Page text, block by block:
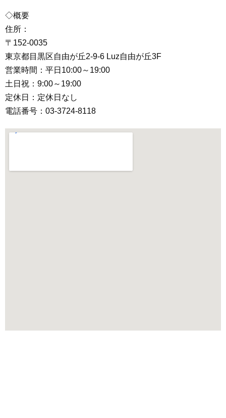
◇概要
住所：
〒152-0035
東京都目黒区自由が丘2-9-6 Luz自由が丘3F
営業時間：平日10:00～19:00
土日祝：9:00～19:00
定休日：定休日なし
電話番号：03-3724-8118